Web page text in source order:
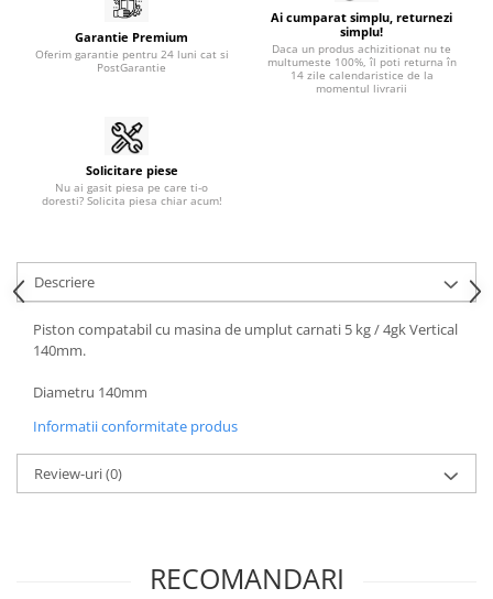
Garantie Premium
Oferim garantie pentru 24 luni cat si
PostGarantie
Ai cumparat simplu, returnezi
simplu!
Daca un produs achizitionat nu te
multumeste 100%, îl poti returna în
14 zile calendaristice de la
momentul livrarii
Solicitare piese
Nu ai gasit piesa pe care ti-o
doresti? Solicita piesa chiar acum!
Descriere
Piston compatabil cu masina de umplut carnati 5 kg / 4gk Vertical
140mm.
Diametru 140mm
Informatii conformitate produs
Review-uri(0)
RECOMANDARI